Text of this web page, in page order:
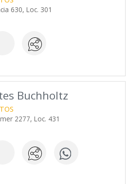
630, Loc. 301
Buchholtz
2277, Loc. 431